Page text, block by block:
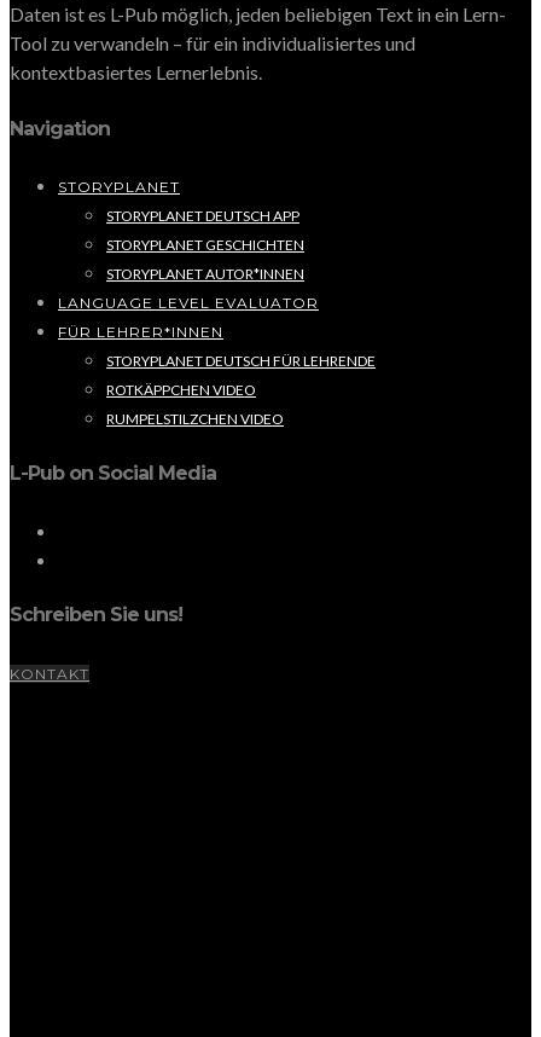
Daten ist es L-Pub möglich, jeden beliebigen Text in ein Lern-
Tool zu verwandeln – für ein individualisiertes und
kontextbasiertes Lernerlebnis.
Navigation
STORYPLANET
STORYPLANET DEUTSCH APP
STORYPLANET GESCHICHTEN
STORYPLANET AUTOR*INNEN
LANGUAGE LEVEL EVALUATOR
FÜR LEHRER*INNEN
STORYPLANET DEUTSCH FÜR LEHRENDE
ROTKÄPPCHEN VIDEO
RUMPELSTILZCHEN VIDEO
L-Pub on Social Media
Schreiben Sie uns!
KONTAKT